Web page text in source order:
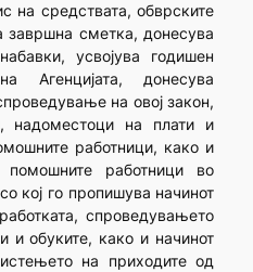
на средствата, обврските
завршна сметка, донесува
усвојува годишен
Агенцијата, донесува
на овој закон,
надоместоци на плати и
работници, како и
работници во
кој го пропишува начинот
спроведувањето
и обуките, како и начинот
на приходите од